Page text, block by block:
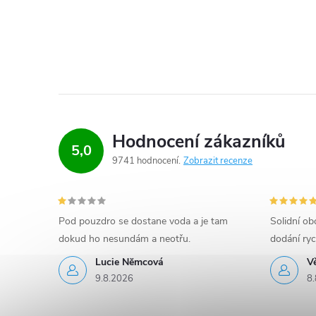
5,0 Hodnocení zákazníků
9741 hodnocení Zobrazit recenze
Lucie Nĕmcová
9.8.2026
Pod pouzdro se dostane voda a je tam
dokud ho nesundám a neotřu.
Solidní
dodání